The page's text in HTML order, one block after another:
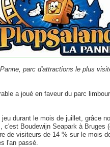
parc d'attractions le plus
a joué en faveur du parc
durant le mois de juillet, grâce
Boudewijn Seapark à Bruges
de visiteurs de 14 % sur le mois
l'an passé.